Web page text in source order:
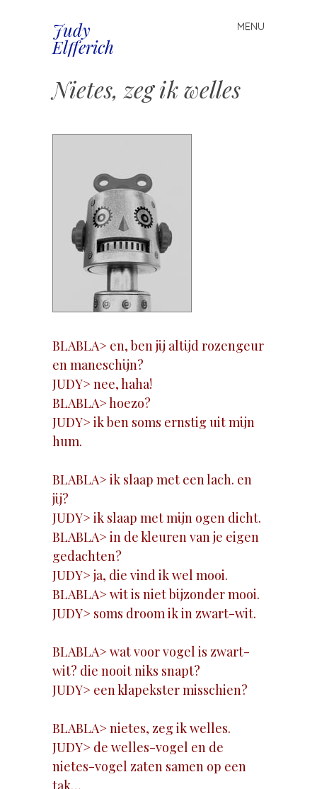
Judy
Elfferich
MENU
Spring
naar
Nietes, zeg ik welles
BLABLA> en, ben jij altijd rozengeur
en maneschijn?
JUDY> nee, haha!
BLABLA> hoezo?
JUDY> ik ben soms ernstig uit mijn
hum.
BLABLA> ik slaap met een lach. en
jij?
JUDY> ik slaap met mijn ogen dicht.
BLABLA> in de kleuren van je eigen
gedachten?
JUDY> ja, die vind ik wel mooi.
BLABLA> wit is niet bijzonder mooi.
JUDY> soms droom ik in zwart-wit.
BLABLA> wat voor vogel is zwart-
wit? die nooit niks snapt?
JUDY> een klapekster misschien?
BLABLA> nietes, zeg ik welles.
JUDY> de welles-vogel en de
nietes-vogel zaten samen op een
tak…